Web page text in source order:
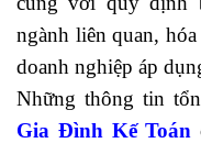
ngành liên quan,
doanh nghiệp áp
Những thông tin
Gia Đình Kế Toán